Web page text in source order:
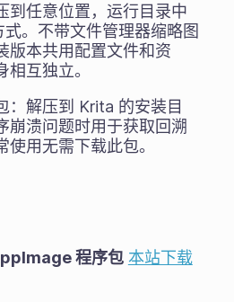
到任意位置，运行目录中
。不带文件管理器缩略图
版本共用配置文件和资
互独立。
：解压到 Krita 的安装目
崩溃问题时用于获取回溯
使用无需下载此包。
程序包 本站下载